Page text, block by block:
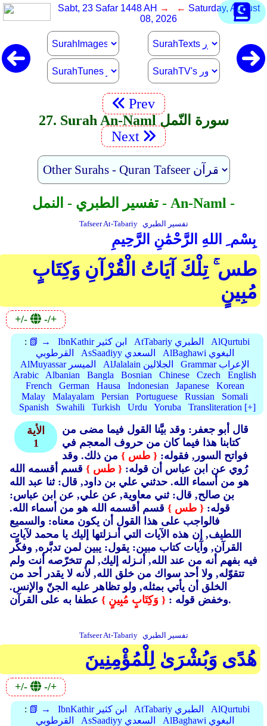
Sabt, 23 Safar 1448 AH → ← Saturday, August
08, 2026
Prev
27. Surah An-Naml سورة النّمل
Next
تفسير الطبري - النمل - An-Naml -
Tafseer At-Tabariy تفسير الطبري
بِسْم ِ اللهِ الرَّحْمَٰنِ الرَّحِيمِ
طس ۚ تِلْكَ آيَاتُ الْقُرْآنِ وَكِتَابٍ
مُبِينٍ
+/- -/+
: 📗 → IbnKathir ابن كثير AtTabariy الطبري
AlQurtubi
القرطوبي
AsSaadiyy السعدي
AlBaghawi البغوي
AlMuyassar الميسر
AlJalalain الجلالين
Grammar الإعراب
Arabic
Albanian Bangla Bosnian Chinese Czech
English
French
German Hausa Indonesian Japanese
Korean
Malay
Malayalam Persian Portuguese Russian
Somali
Spanish
Swahili Turkish Urdu Yoruba Transliteration [+]
الأية
1
قال أبو جعفر: وقد بيَّنا القول فيما مضى من
كتابنا هذا فيما كان من حروف المعجم في
فواتح السور, فقوله: { طس } من ذلك. وقد
رُوي عن ابن عباس أن قوله: { طس } قسم أقسمه الله
هو من أسماء الله. حدثني علي بن داود, قال: ثنا عبد الله
بن صالح, قال: ثني معاوية, عن علي, عن ابن عباس:
قوله: { طس } قسم أقسمه الله هو من أسماء الله.
فالواجب على هذا القول أن يكون معناه: والسميع
اللطيف, إن هذه الآيات التي أنـزلتها إليك يا محمد لآيات
القرآن, وآيات كتاب مبين: يقول: يبين لمن تدبَّره, وفكَّر
فيه بفهم أنه من عند الله, أنـزله إليك, لم تتخرّصه أنت ولم
تتقوّله, ولا أحد سواك من خلق الله, لأنه لا يقدر أحد من
الخلق أن يأتي بمثله, ولو تظاهر عليه الجنّ والإنس.
وخفض قوله : { وَكِتَابٍ مُبِينٍ } عطفا به على القرآن.
Tafseer At-Tabariy تفسير الطبري
هُدًى وَبُشْرَىٰ لِلْمُؤْمِنِينَ
+/- -/+
: 📗 → IbnKathir ابن كثير AtTabariy الطبري
AlQurtubi
القرطوبي
AsSaadiyy السعدي
AlBaghawi البغوي